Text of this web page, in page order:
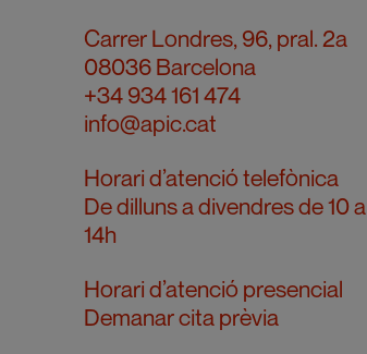
Carrer Londres, 96, pral. 2a
08036 Barcelona
+34 934 161 474
info@apic.cat
Horari d’atenció telefònica
De dilluns a divendres de 10 a
14h
Horari d’atenció presencial
Demanar cita prèvia